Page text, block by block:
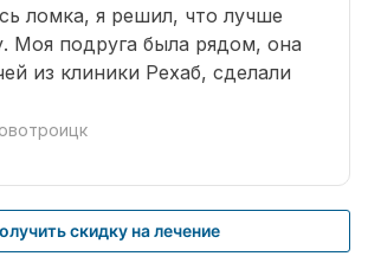
ломка, я решил, что лучше
Моя подруга была рядом, она
из клиники Рехаб, сделали
основательно.
скидку на лечение